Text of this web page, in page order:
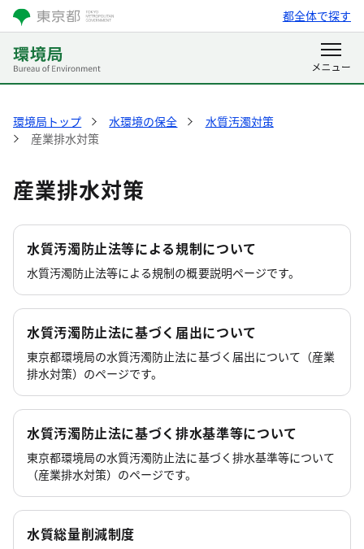
都全体で探す
環境局トップ 水環境の保全
水質汚濁対策
産業排水対策
産業排水対策
水質汚濁防止法等による規制について
水質汚濁防止法等による規制の概要説明ページです。
水質汚濁防止法に基づく届出について
東京都環境局の水質汚濁防止法に基づく届出について（産業
排水対策）のページです。
水質汚濁防止法に基づく排水基準等について
東京都環境局の水質汚濁防止法に基づく排水基準等について
（産業排水対策）のページです。
水質総量削減制度